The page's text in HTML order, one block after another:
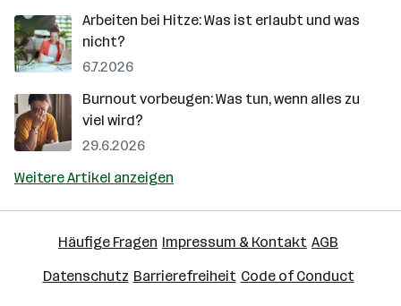
Arbeiten bei Hitze: Was ist erlaubt und was
nicht?
6.7.2026
Burnout vorbeugen: Was tun, wenn alles zu
viel wird?
29.6.2026
Weitere Artikel anzeigen
Häufige Fragen Impressum & Kontakt AGB
Datenschutz Barrierefreiheit Code of Conduct